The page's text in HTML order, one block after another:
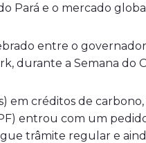
Pará e o mercado
entre o
durante a Semana do
em créditos de
entrou com um
trâmite regular e